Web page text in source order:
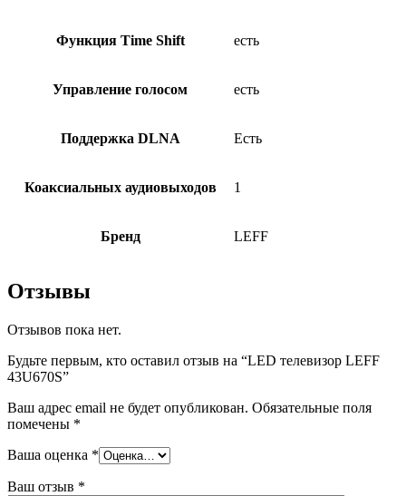
Функция Time Shift есть
Управление голосом есть
Поддержка DLNA Есть
Коаксиальных аудиовыходов 1
Бренд LEFF
Отзывы
Отзывов пока нет.
Будьте первым, кто оставил отзыв на “LED телевизор LEFF
43U670S”
Ваш адрес email не будет опубликован. Обязательные поля
помечены *
Ваша оценка *
Ваш отзыв *